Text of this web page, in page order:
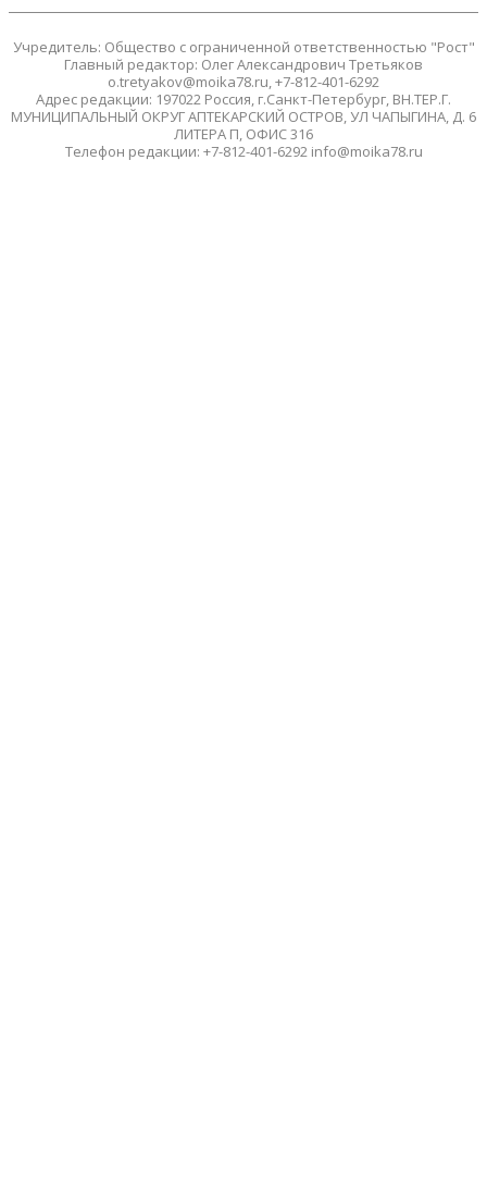
Учредитель: Общество с ограниченной ответственностью "Рост"
Главный редактор: Олег Александрович Третьяков
o.tretyakov@moika78.ru, +7-812-401-6292
Адрес редакции: 197022 Россия, г.Санкт-Петербург, ВН.ТЕР.Г.
МУНИЦИПАЛЬНЫЙ ОКРУГ АПТЕКАРСКИЙ ОСТРОВ, УЛ ЧАПЫГИНА, Д. 6
ЛИТЕРА П, ОФИС 316
Телефон редакции: +7-812-401-6292 info@moika78.ru